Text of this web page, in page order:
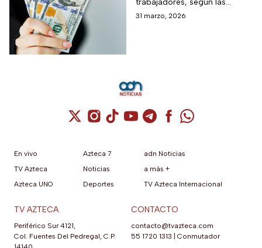
trabajadores, según las
autoridades locales. Conoce
31 marzo, 2026
Cuenta de X / Twitter (se abre en una
Cuenta de Instagram (se abre en una
Cuenta de TikTok (se abre en
Cuenta de YouTube (se abre
Cuenta de Telegram (se
Cuenta de
Cuenta de
En vivo
TV Azteca
Azteca UNO
Azteca 7
Noticias
Deportes
adn Noticias
a más +
TV Azteca Internacional
TV AZTECA
Periférico Sur 4121,
Col. Fuentes Del Pedregal, C.P.
CONTACTO
contacto@tvazteca.com
55 1720 1313
Conmutador